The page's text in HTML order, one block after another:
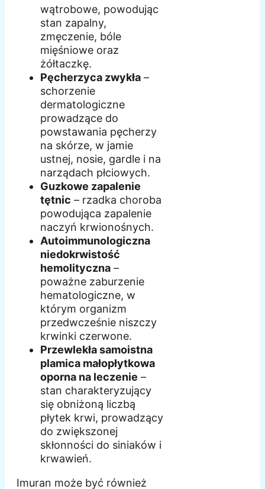
wątrobowe, powodując
stan zapalny,
zmęczenie, bóle
mięśniowe oraz
żółtaczkę.
Pęcherzyca zwykła –
schorzenie
dermatologiczne
prowadzące do
powstawania pęcherzy
na skórze, w jamie
ustnej, nosie, gardle i na
narządach płciowych.
Guzkowe zapalenie
tętnic – rzadka choroba
powodująca zapalenie
naczyń krwionośnych.
Autoimmunologiczna
niedokrwistość
hemolityczna –
poważne zaburzenie
hematologiczne, w
którym organizm
przedwcześnie niszczy
krwinki czerwone.
Przewlekła samoistna
plamica małopłytkowa
oporna na leczenie –
stan charakteryzujący
się obniżoną liczbą
płytek krwi, prowadzący
do zwiększonej
skłonności do siniaków i
krwawień.
Imuran może być również